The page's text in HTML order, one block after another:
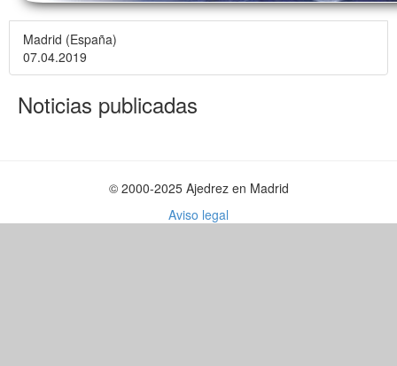
Madrid (España)
07.04.2019
Noticias publicadas
© 2000-2025 Ajedrez en Madrid
Aviso legal